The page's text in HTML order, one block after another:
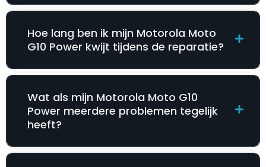
Hoe lang ben ik mijn Motorola Moto
G10 Power kwijt tijdens de reparatie?
Wat als mijn Motorola Moto G10
Power meerdere problemen tegelijk
heeft?